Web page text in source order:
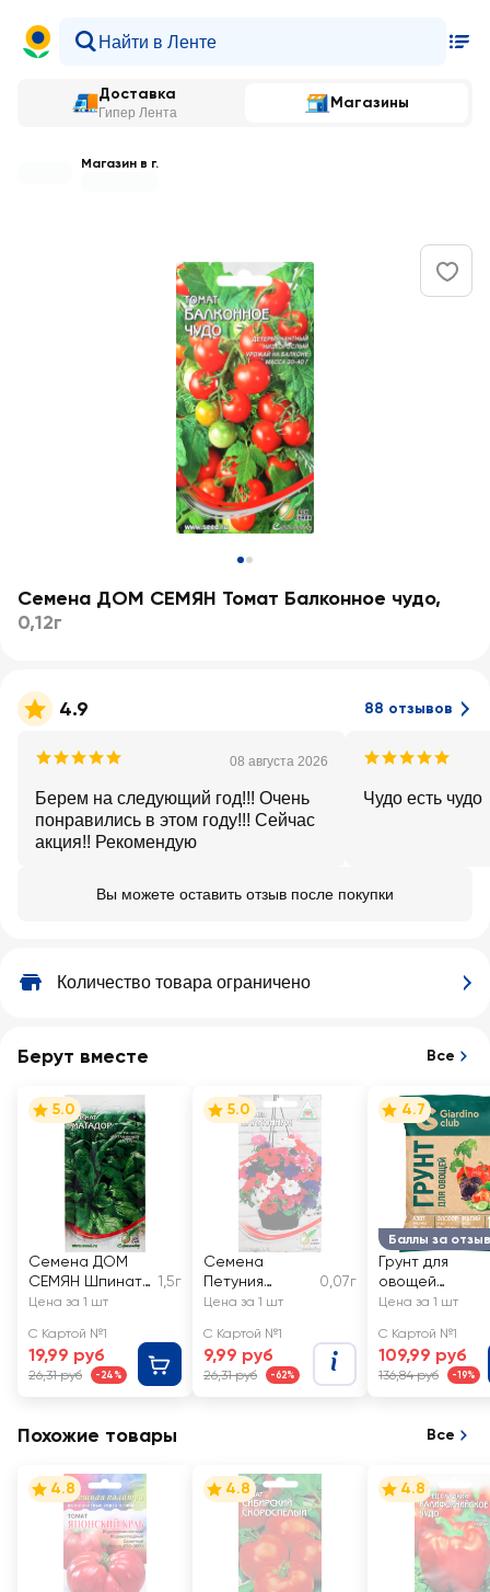
Доставка
Гипер Лента
Магазины
Магазин в г.
Семена ДОМ СЕМЯН Томат Балконное чудо,
0,12г
4.9 88 отзывов
08 августа 2026
Берем на следующий год!!! Очень
понравились в этом году!!! Сейчас
акция!! Рекомендую
Чудо есть чудо
Вы можете оставить отзыв после покупки
Количество товара ограничено
Берут вместе Все
5.0
Семена ДОМ
СЕМЯН Шпинат
Матадор
1,5г
Цена за 1 шт
С Картой №1
19,99 руб
26,31 руб -24%
5.0
Семена
Петуния
Балконная
0,07г
Цена за 1 шт
С Картой №1
9,99 руб
26,31 руб -62%
Баллы за отзыв
4.7
Грунт для
овощей
GIARDINO
Цена за 1 шт
С Картой №1
109,99 руб
136,84 руб -19%
Похожие товары Все
4.8 4.8 4.8